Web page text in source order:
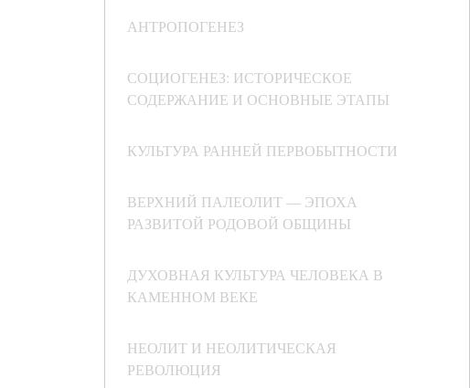
АНТРОПОГЕНЕЗ
СОЦИОГЕНЕЗ: ИСТОРИЧЕСКОЕ
СОДЕРЖАНИЕ И ОСНОВНЫЕ ЭТАПЫ
КУЛЬТУРА РАННЕЙ ПЕРВОБЫТНОСТИ
ВЕРХНИЙ ПАЛЕОЛИТ — ЭПОХА
РАЗВИТОЙ РОДОВОЙ ОБЩИНЫ
ДУХОВНАЯ КУЛЬТУРА ЧЕЛОВЕКА В
КАМЕННОМ ВЕКЕ
НЕОЛИТ И НЕОЛИТИЧЕСКАЯ
РЕВОЛЮЦИЯ